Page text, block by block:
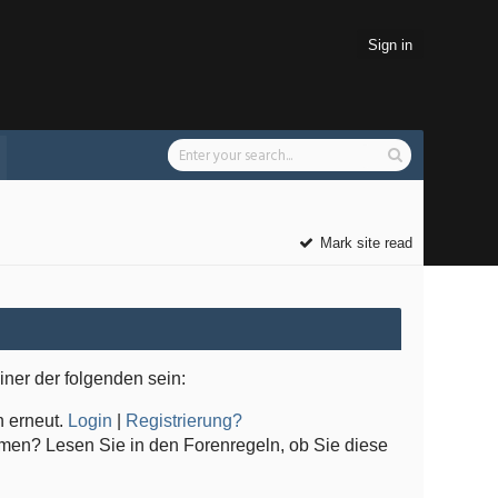
Sign in
Mark site read
der folgenden sein:
erneut. Login
Registrierung?
Lesen Sie in den Forenregeln, ob Sie diese